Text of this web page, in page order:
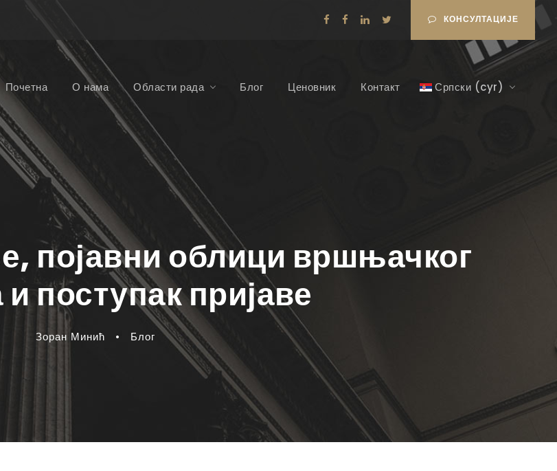
КОНСУЛТАЦИЈЕ
Почетна О нама Области рада Блог Ценовник Контакт Српски (cyr)
појавни облици вршњачког
поступак пријаве
Зоран Минић • Блог